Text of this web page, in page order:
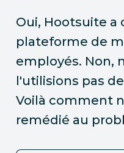
Oui, Hootsuite a
plateforme de
employés. Non,
l'utilisions pas
Voilà comment
remédié au